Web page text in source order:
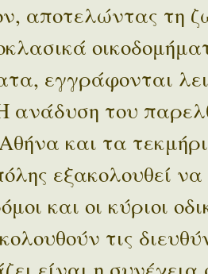
αποτελώντας τη
εγγράφονται
ανάδυση του
και τα
εξακολουθεί
και οι κύριοι
τις